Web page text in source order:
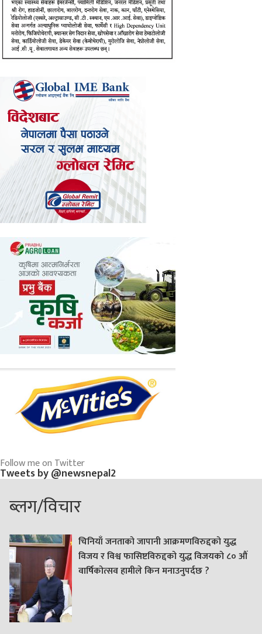
Follow me on Twitter
Tweets by @newsnepal2
ब्लग/विचार
चिनियाँ जनताको जापानी आक्रमणविरुद्दको युद्ध
विजय र विश्व फासिष्टविरुद्दको युद्ध विजयको ८० औं
वार्षिकोत्सव हामीले किन मनाउनुपर्दछ ?